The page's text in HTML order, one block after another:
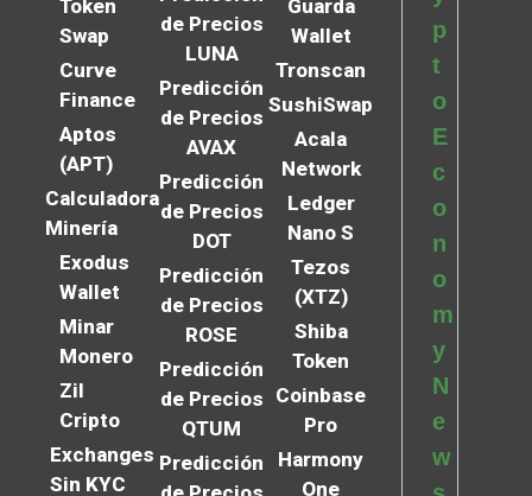
Token
Swap
Curve
Finance
Aptos
(APT)
Calculadora
Minería
Exodus
Wallet
Minar
Monero
Zil
Cripto
Exchanges
Sin KYC
de Precios
LUNA
Predicción
de Precios
AVAX
Predicción
de Precios
DOT
Predicción
de Precios
ROSE
Predicción
de Precios
QTUM
Predicción
Guarda
Wallet
Tronscan
SushiSwap
Acala
Network
Ledger
Nano S
Tezos
(XTZ)
Shiba
Token
Coinbase
Pro
Harmony
One
p
t
o
E
c
o
n
o
m
y
N
e
w